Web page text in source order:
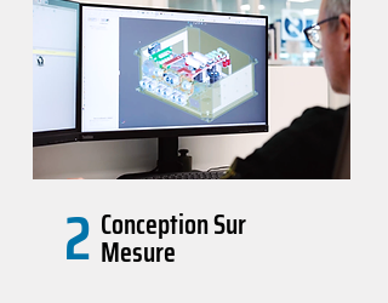
2 Conception Sur
Mesure